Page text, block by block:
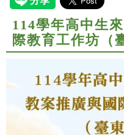
114學年高中生
際教育工作坊（